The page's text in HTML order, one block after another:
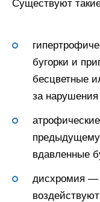
Существуют
бугорки и
бесцветные
за нарушения
предыдущему
вдавленные
дисхромия —